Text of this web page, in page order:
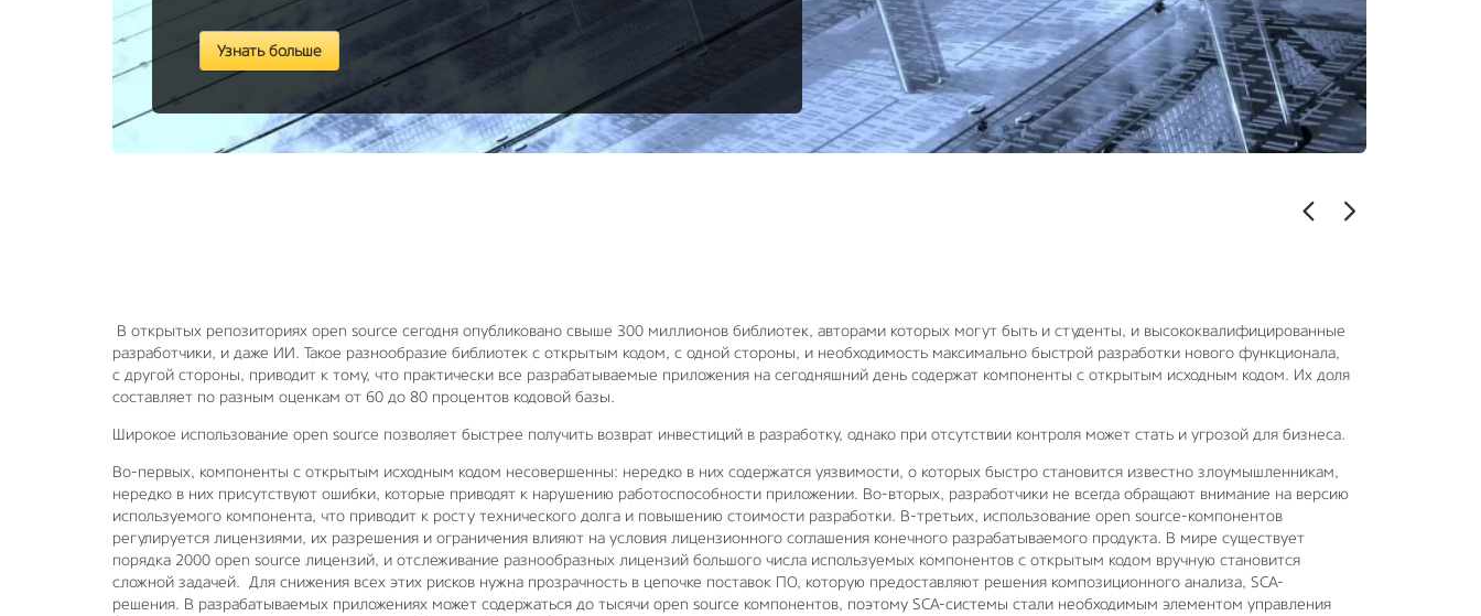
Узнать больше
В открытых репозиториях open source сегодня опубликовано свыше 300 миллионов библиотек, авторами которых могут быть и студенты, и высококвалифицированные
разработчики, и даже ИИ. Такое разнообразие библиотек с открытым кодом, с одной стороны, и необходимость максимально быстрой разработки нового функционала,
с другой стороны, приводит к тому, что практически все разрабатываемые приложения на сегодняшний день содержат компоненты с открытым исходным кодом. Их доля
составляет по разным оценкам от 60 до 80 процентов кодовой базы.
Широкое использование open source позволяет быстрее получить возврат инвестиций в разработку, однако при отсутствии контроля может стать и угрозой для бизнеса.
Во-первых, компоненты с открытым исходным кодом несовершенны: нередко в них содержатся уязвимости, о которых быстро становится известно злоумышленникам,
нередко в них присутствуют ошибки, которые приводят к нарушению работоспособности приложении. Во-вторых, разработчики не всегда обращают внимание на версию
используемого компонента, что приводит к росту технического долга и повышению стоимости разработки. В-третьих, использование open source-компонентов
регулируется лицензиями, их разрешения и ограничения влияют на условия лицензионного соглашения конечного разрабатываемого продукта. В мире существует
порядка 2000 open source лицензий, и отслеживание разнообразных лицензий большого числа используемых компонентов с открытым кодом вручную становится
сложной задачей. Для снижения всех этих рисков нужна прозрачность в цепочке поставок ПО, которую предоставляют решения композиционного анализа, SCA-
решения. В разрабатываемых приложениях может содержаться до тысячи open source компонентов, поэтому SCA-системы стали необходимым элементом управления